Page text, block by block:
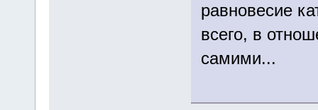
равновесие
всего, в
самими...